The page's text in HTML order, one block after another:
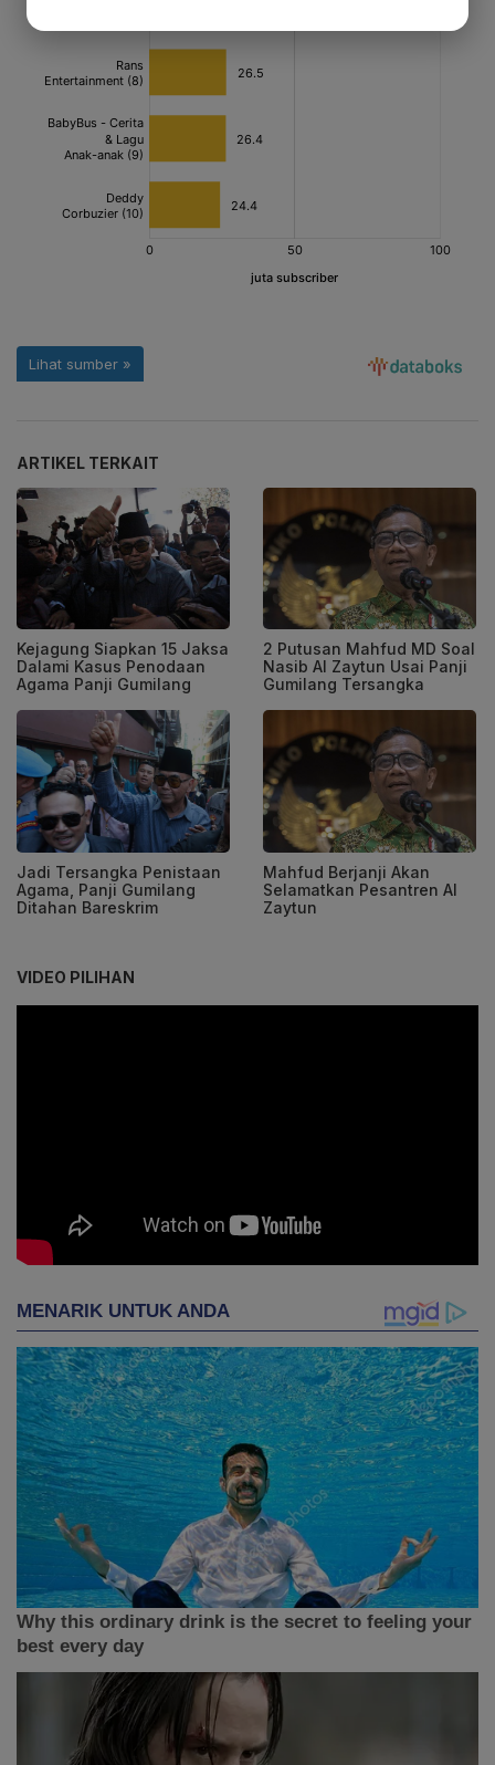
ARTIKEL TERKAIT
Kejagung Siapkan 15 Jaksa
Dalami Kasus Penodaan
Agama Panji Gumilang
2 Putusan Mahfud MD Soal
Nasib Al Zaytun Usai Panji
Gumilang Tersangka
Jadi Tersangka Penistaan
Agama, Panji Gumilang
Ditahan Bareskrim
Mahfud Berjanji Akan
Selamatkan Pesantren Al
Zaytun
VIDEO PILIHAN